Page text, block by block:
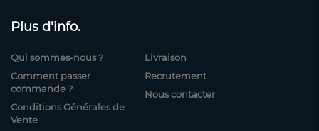
Plus d'info.
Qui sommes-nous ?
Comment passer
commande ?
Conditions Générales de
Vente
Livraison
Recrutement
Nous contacter